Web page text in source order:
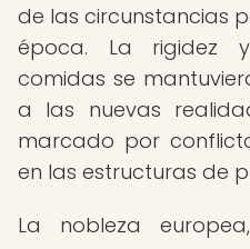
de las circunstancias
época. La rigidez
comidas se
a las nuevas
marcado por
en las estructuras de
La nobleza